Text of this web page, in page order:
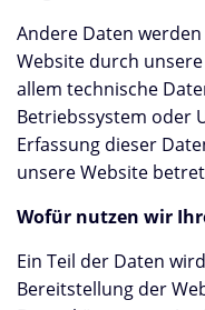
Andere Daten
Website durch
allem technische
Betriebssystem oder
Erfassung dieser
unsere Website
Wofür nutzen wir
Ein Teil der Daten
Bereitstellung der